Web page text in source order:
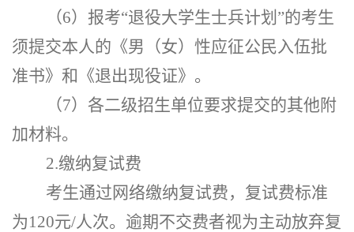
（6）报考“退役大学生士兵计划”的考生
须提交本人的《男（女）性应征公民入伍批
准书》和《退出现役证》。
（7）各二级招生单位要求提交的其他附
加材料。
2.缴纳复试费
考生通过网络缴纳复试费，复试费标准
为120元/人次。逾期不交费者视为主动放弃复